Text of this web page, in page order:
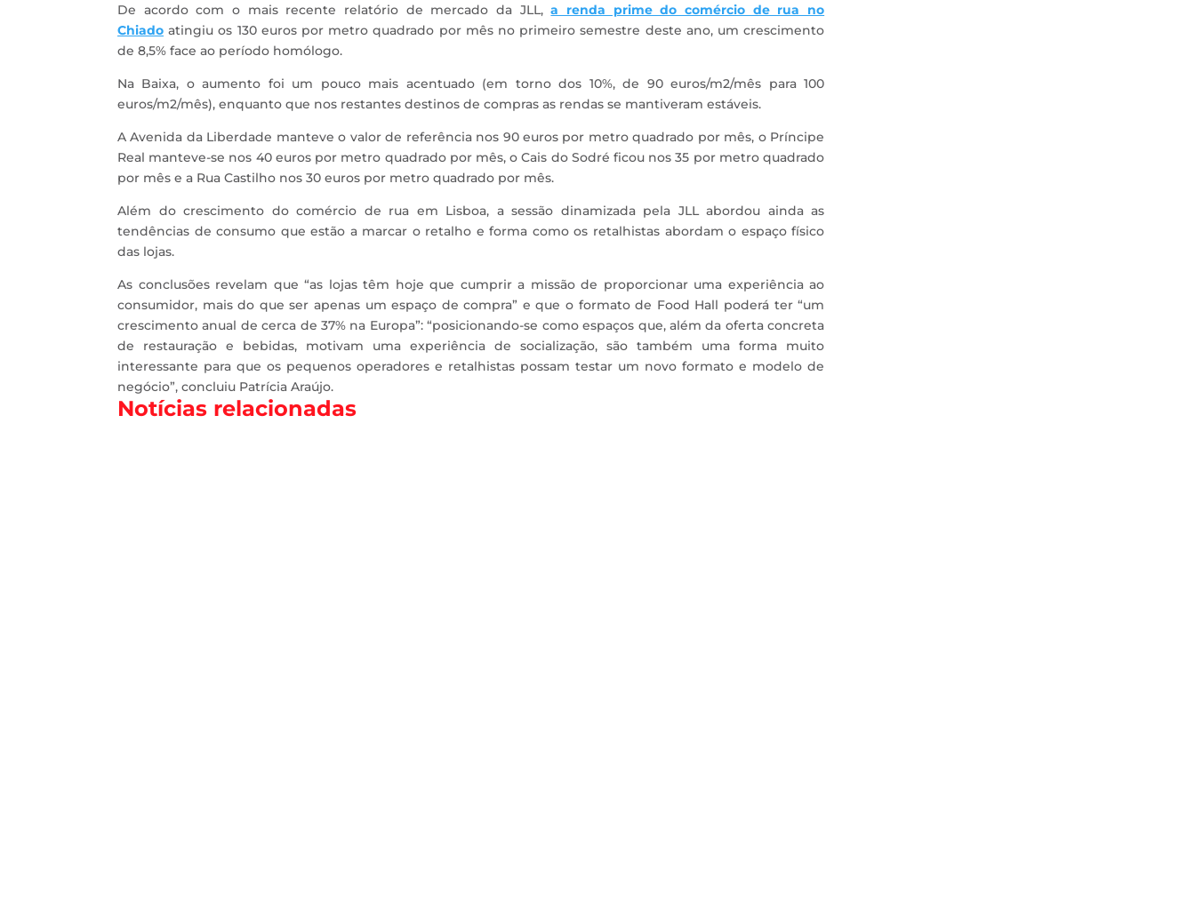
De acordo com o mais recente relatório de mercado da JLL,a renda prime do comércio de rua no
Chiado atingiu os 130 euros por metro quadrado por mês no primeiro semestre deste ano, um crescimento
de 8,5% face ao período homólogo.
Na Baixa, o aumento foi um pouco mais acentuado (em torno dos 10%, de 90 euros/m2/mês para 100
euros/m2/mês), enquanto que nos restantes destinos de compras as rendas se mantiveram estáveis.
A Avenida da Liberdade manteve o valor de referência nos 90 euros por metro quadrado por mês, o Príncipe
Real manteve-se nos 40 euros por metro quadrado por mês, o Cais do Sodré ficou nos 35 por metro quadrado
por mês e a Rua Castilho nos 30 euros por metro quadrado por mês.
Além do crescimento do comércio de rua em Lisboa, a sessão dinamizada pela JLL abordou ainda as
tendências de consumo que estão a marcar o retalho e forma como os retalhistas abordam o espaço físico
das lojas.
As conclusões revelam que “as lojas têm hoje que cumprir a missão de proporcionar uma experiência ao
consumidor, mais do que ser apenas um espaço de compra” e que o formato de Food Hall poderá ter “um
crescimento anual de cerca de 37% na Europa”: “posicionando-se como espaços que, além da oferta concreta
de restauração e bebidas, motivam uma experiência de socialização, são também uma forma muito
interessante para que os pequenos operadores e retalhistas possam testar um novo formato e modelo de
negócio”, concluiu Patrícia Araújo.
Notícias relacionadas